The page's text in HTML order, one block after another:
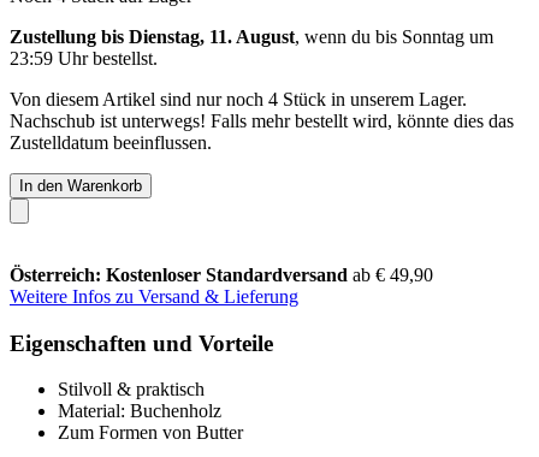
Zustellung bis Dienstag, 11. August, wenn du bis Sonntag um
23:59 Uhrbestellst.
Von diesem Artikel sind nur noch 4 Stück in unserem Lager.
Nachschub ist unterwegs! Falls mehr bestellt wird, könnte dies das
Zustelldatum beeinflussen.
In den Warenkorb
Österreich: Kostenloser Standardversand ab € 49,90
Weitere Infos zu Versand & Lieferung
Eigenschaften und Vorteile
Stilvoll & praktisch
Material: Buchenholz
Zum Formen von Butter